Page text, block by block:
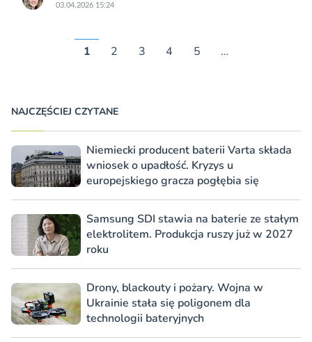
03.04.2026 15:24
1 2 3 4 5 …
NAJCZĘŚCIEJ CZYTANE
Niemiecki producent baterii Varta składa
wniosek o upadłość. Kryzys u
europejskiego gracza pogłębia się
Samsung SDI stawia na baterie ze stałym
elektrolitem. Produkcja ruszy już w 2027
roku
Drony, blackouty i pożary. Wojna w
Ukrainie stała się poligonem dla
technologii bateryjnych